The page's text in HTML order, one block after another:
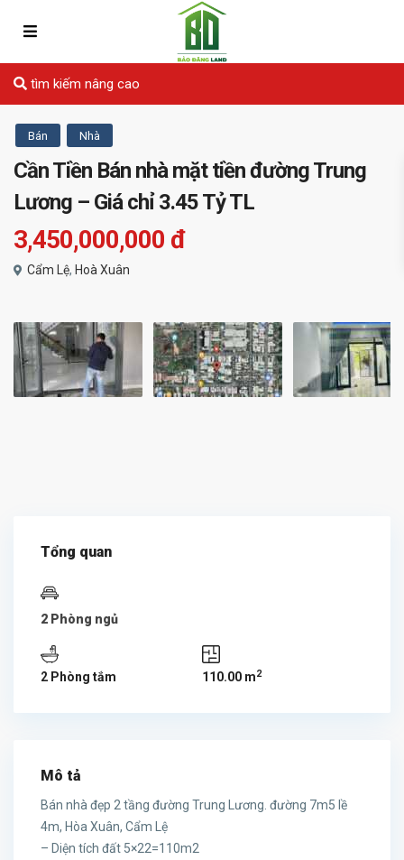
tìm kiếm nâng cao
Bán Nhà
Cần Tiền Bán nhà mặt tiền đường Trung
Lương – Giá chỉ 3.45 Tỷ TL
3,450,000,000 đ
Cẩm Lệ, Hoà Xuân
Tổng quan
2 Phòng ngủ
2 Phòng tắm 110.00 m2
Mô tả
Bán nhà đẹp 2 tầng đường Trung Lương. đường 7m5 lề
4m, Hòa Xuân, Cẩm Lệ
– Diện tích đất 5×22=110m2